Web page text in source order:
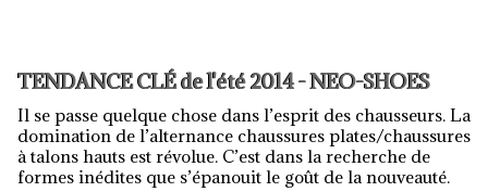
TENDANCE CLÉ de l'été 2014 - NEO-SHOES
Il se passe quelque chose dans l’esprit des chausseurs. La
domination de l’alternance chaussures plates/chaussures
à talons hauts est révolue. C’est dans la recherche de
formes inédites que s’épanouit le goût de la nouveauté.